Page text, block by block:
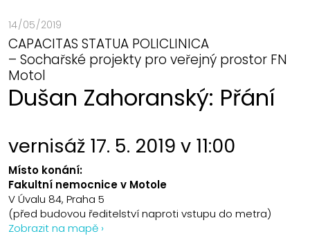
14 / 05 / 2019
CAPACITAS STATUA POLICLINICA
– Sochařské projekty pro veřejný prostor FN
Motol
Dušan Zahoranský: Přání
vernisáž 17. 5. 2019 v 11:00
Místo konání:
Fakultní nemocnice v Motole
V Úvalu 84, Praha 5
(před budovou ředitelství naproti vstupu do metra)
Zobrazit na mapě ›